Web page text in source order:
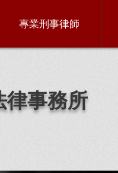
專業刑事律師
律事務所